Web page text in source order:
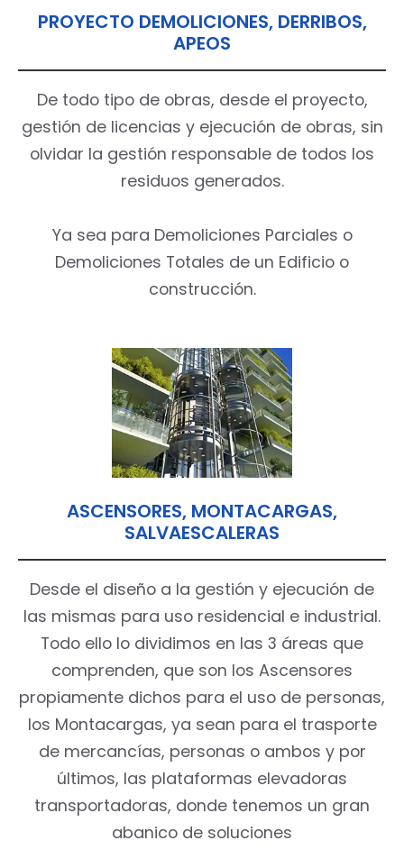
PROYECTO DEMOLICIONES, DERRIBOS,
APEOS
De todo tipo de obras, desde el proyecto,
gestión de licencias y ejecución de obras, sin
olvidar la gestión responsable de todos los
residuos generados.
Ya sea para Demoliciones Parciales o
Demoliciones Totales de un Edificio o
construcción.
ASCENSORES, MONTACARGAS,
SALVAESCALERAS
Desde el diseño a la gestión y ejecución de
las mismas para uso residencial e industrial.
Todo ello lo dividimos en las 3 áreas que
comprenden, que son los Ascensores
propiamente dichos para el uso de personas,
los Montacargas, ya sean para el trasporte
de mercancías, personas o ambos y por
últimos, las plataformas elevadoras
transportadoras, donde tenemos un gran
abanico de soluciones